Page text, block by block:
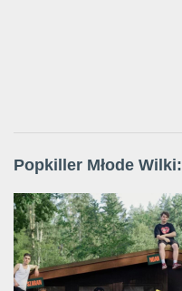
Popkiller Młode Wilki: